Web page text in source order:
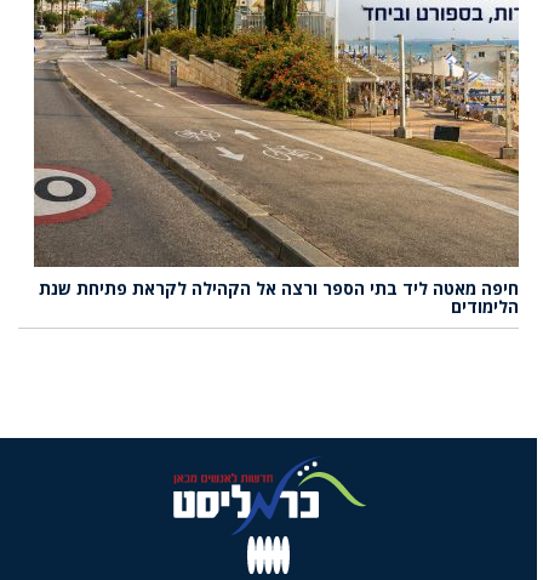
חיפה מאטה ליד בתי הספר ורצה אל הקהילה לקראת פתיחת שנת
הלימודים